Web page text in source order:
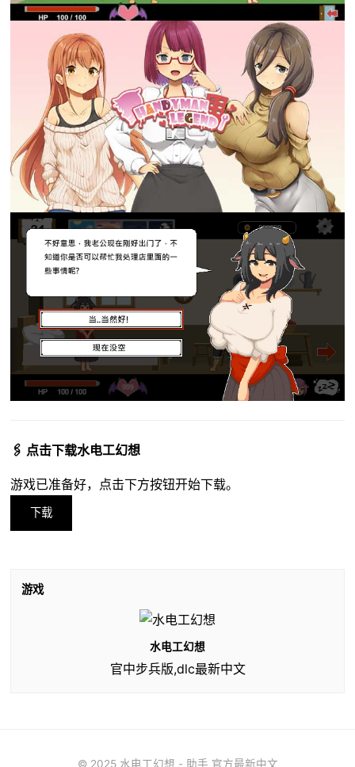
🖇️ 点击下载水电工幻想
游戏已准备好，点击下方按钮开始下载。
下载
游戏
水电工幻想
官中步兵版,dlc最新中文
© 2025 水电工幻想 - 助手 官方最新中文